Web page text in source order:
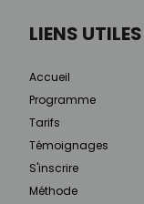
LIENS UTILES
Accueil
Programme
Tarifs
Témoignages
S'inscrire
Méthode